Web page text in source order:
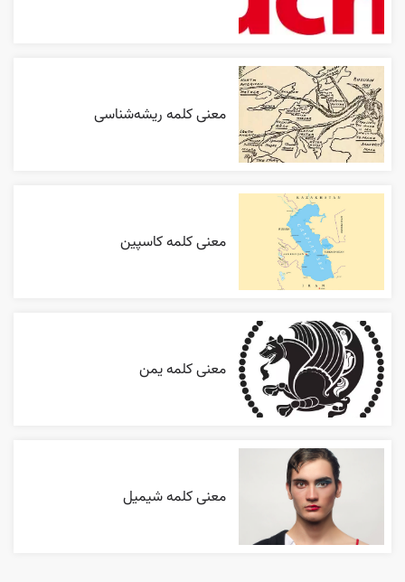
معنی کلمه ریشه‌شناسی
معنی کلمه کاسپین
معنی کلمه یمن
معنی کلمه شیمیل